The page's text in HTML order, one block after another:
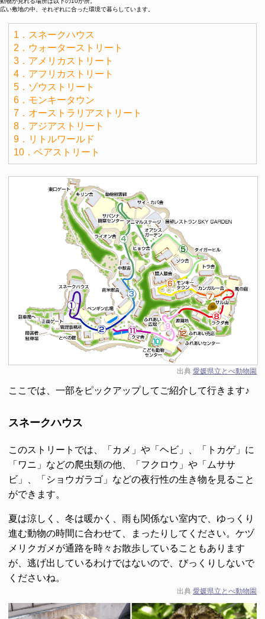
広い敷地の中、それぞれに合った環境で暮らしています。
1．スネークハウス
2．ウォーターストリート
3．アメリカストリート
4．アフリカストリート
5．ゾウストリート
6．モンキータウン
7．オーストラリアストリート
8．アジアストリート
9．リトルワールド
10．ベアストリート
出典 愛媛県立とべ動物園
ここでは、一部をピックアップしてご紹介して行きます♪
スネークハウス
このストリートでは、「カメ」や「ヘビ」、「トカゲ」に
「ワニ」などの爬虫類の他、「フクロウ」や「ムササ
ビ」、「ショウガラゴ」などの夜行性の生き物を見ること
ができます。
夏は涼しく、冬は暖かく、雨も関係ない室内で、ゆっくり
進む動物の時間に合わせて、まったりしてください。ケヅ
メリクガメが通路を時々お散歩していることもあります
が、逃げ出しているわけではないので、びっくりしないで
くださいね。
出典 愛媛県立とべ動物園